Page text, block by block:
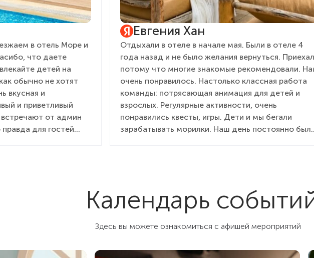
в отель Море и
что даете
детей на
обычно не хотят
вкусная и
и приветливый
встречают от админ
для гостей
Евгения Хан
Отдыхали в отеле в начале мая. Были в отеле 4
года назад и не было желания вернуться.
потому что многие знакомые рекомендовали.
очень понравилось. Настолько классная работа
команды: потрясающая анимация для детей и
взрослых. Регулярные активности, очень
понравились квесты, игры. Дети и мы бегали
зарабатывать морилки. Наш день постоянно был
линия - по нашему мнению, сейчас здесь лучшая
шведка в Крыму: много блюд, всегда
не было такого чтобы каких-то блюд не было к
концу шведки. Понравилось что здесь нет
людей))) а еще понравилось как отель
Календарь
Здесь вы можете ознакомиться с афишей мероприятий